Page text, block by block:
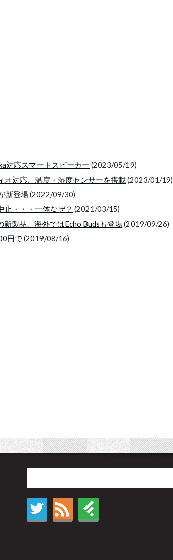
対応スマートスピーカー (2023/05/19)
オ対応、温度・湿度センサーを搭載(2023/01/19)
新登場(2022/09/30)
止・・・一体なぜ？ (2021/03/15)
製品、海外ではEcho Budsも登場(2019/09/26)
円で(2019/08/16)